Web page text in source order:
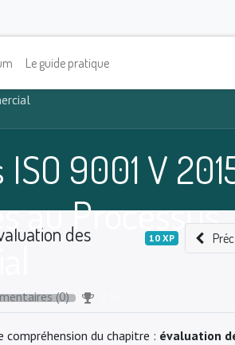
Le guide pratique
9001 V
au Processus
des
10 XP Préc
(0)
du chapitre : évaluation